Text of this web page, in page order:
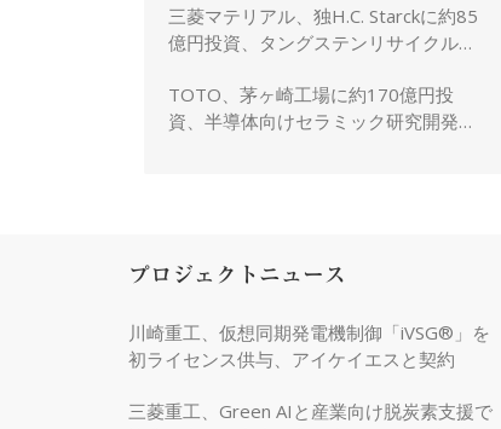
三菱マテリアル、独H.C. Starckに約85
億円投資、タングステンリサイクル能
TOTO、茅ヶ崎工場に約170億円投
資、半導体向けセラミック研究開発棟
プロジェクトニュース
川崎重工、仮想同期発電機制御「iVSG®」を
初ライセンス供与、アイケイエスと契約
三菱重工、Green AIと産業向け脱炭素支援で